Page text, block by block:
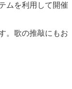
ムを利用して開催
。歌の推敲にもお